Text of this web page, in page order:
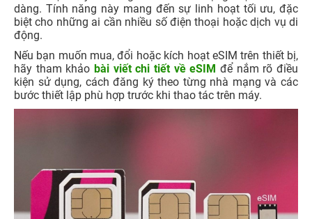
dàng. Tính năng này mang đến sự linh hoạt tối ưu, đặc
biệt cho những ai cần nhiều số điện thoại hoặc dịch vụ di
động.
Nếu bạn muốn mua, đổi hoặc kích hoạt eSIM trên thiết bị,
hãy tham khảo bài viết chi tiết về eSIM để nắm rõ điều
kiện sử dụng, cách đăng ký theo từng nhà mạng và các
bước thiết lập phù hợp trước khi thao tác trên máy.